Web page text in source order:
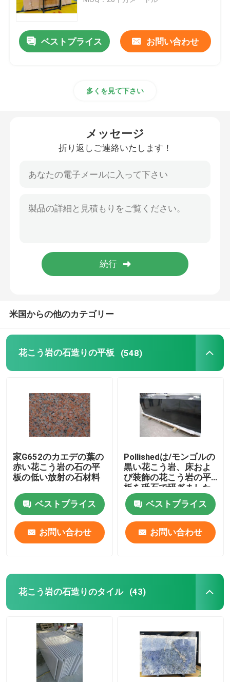
木製の静脈の大理石
自然な石造り暖炉
ガラス モザイク・タイル
自然な石造りのコラム
ベストプライス お問い合わせ
多くを見て下さい
メッセージ
折り返しご連絡いたします！
米国からの他のカテゴリー
花こう岩の石造りの平板 (548)
家G652のカエデの葉の
赤い花こう岩の石の平
板の低い放射の石材料
ベストプライス
お問い合わせ
Pollishedは/モンゴルの
黒い花こう岩、床およ
び装飾の花こう岩の平
板を砥石で研ぎました
ベストプライス
お問い合わせ
花こう岩の石造りのタイル (43)